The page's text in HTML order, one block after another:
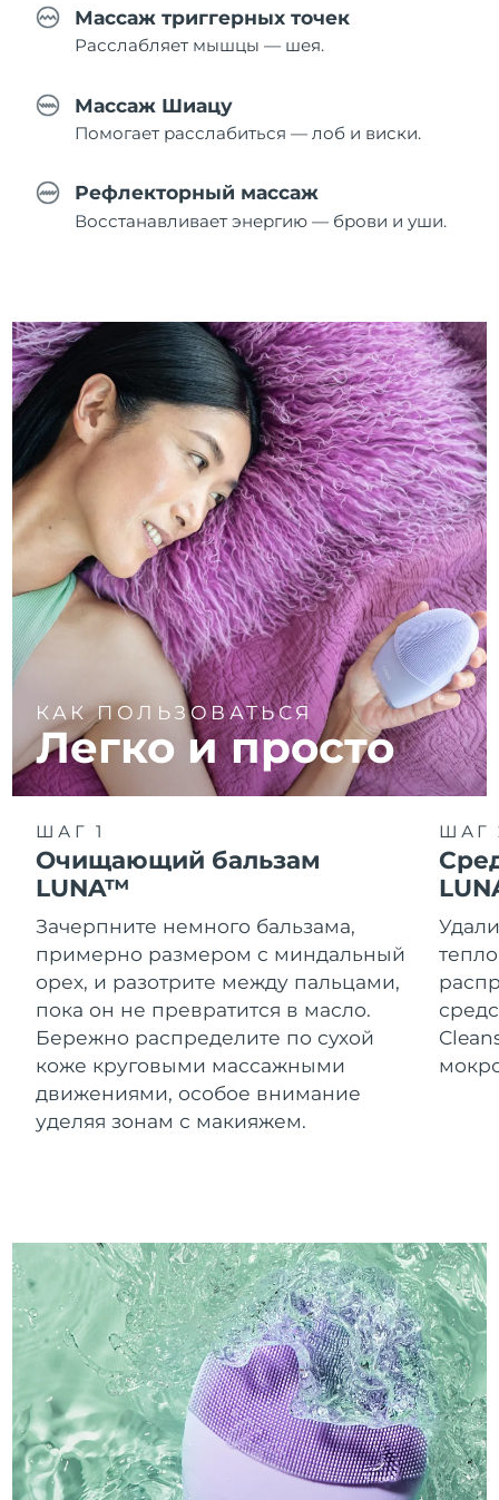
Массаж триггерных точек
Расслабляет мышцы — шея.
Массаж Шиацу
Помогает расслабиться — лоб и виски.
Рефлекторный массаж
Восстанавливает энергию — брови и уши.
КАК ПОЛЬЗОВАТЬСЯ
Легко и просто
ШАГ 1
Очищающий бальзам
LUNA™
Зачерпните немного бальзама,
примерно размером с миндальный
орех, и разотрите между пальцами,
пока он не превратится в масло.
Бережно распределите по сухой
коже круговыми массажными
движениями, особое внимание
уделяя зонам с макияжем.
ШАГ